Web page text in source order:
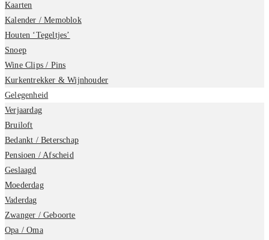
Kaarten
Kalender / Memoblok
Houten ‘Tegeltjes’
Snoep
Wine Clips / Pins
Kurkentrekker & Wijnhouder
Gelegenheid
Verjaardag
Bruiloft
Bedankt / Beterschap
Pensioen / Afscheid
Geslaagd
Moederdag
Vaderdag
Zwanger / Geboorte
Opa / Oma